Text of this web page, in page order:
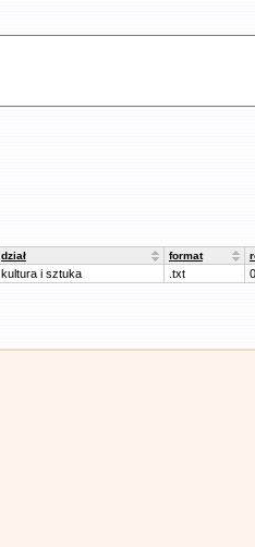
dział format
kultura i sztuka .txt 0